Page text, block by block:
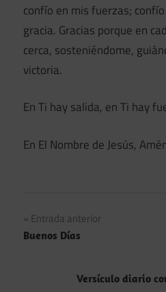
confío en mis fuerzas;
gracia. Gracias porque en
cerca, sosteniéndome,
victoria.
En Ti hay salida, en Ti hay
En El Nombre de Jesús,
Navegación
de
entradas
Entrada anterior
Buenos Días
Versículo diario